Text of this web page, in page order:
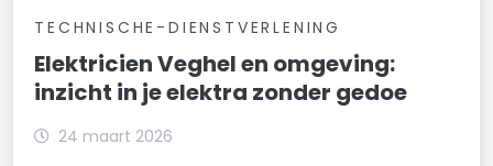
TECHNISCHE-DIENSTVERLENING
Elektricien Veghel en omgeving:
inzicht in je elektra zonder gedoe
24 maart 2026